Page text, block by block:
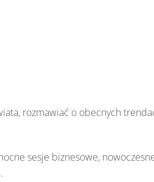
rozmawiać o obecnych
sesje biznesowe,